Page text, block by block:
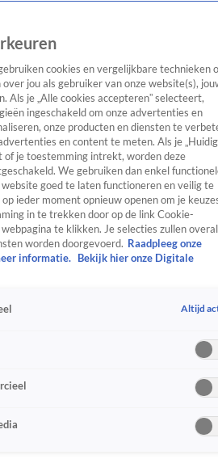
TV Algemeen
Tip
RealityCrimeVideo's
cookies en vergelijkbare technieken
jou als gebruiker van onze website(s),
Als je „Alle cookies accepteren” selecteert,
ingeschakeld om onze advertenties en
onze producten en diensten te
en content te meten. Als je
of je toestemming intrekt, worden deze
We gebruiken dan enkel
goed te laten functioneren en veilig te
ieder moment opnieuw openen om je
in te trekken door op de link Cookie-
te klikken. Je selecties zullen overal
worden doorgevoerd. Raadpleeg onze
informatie.
Bekijk hier onze Digitale
Altijd